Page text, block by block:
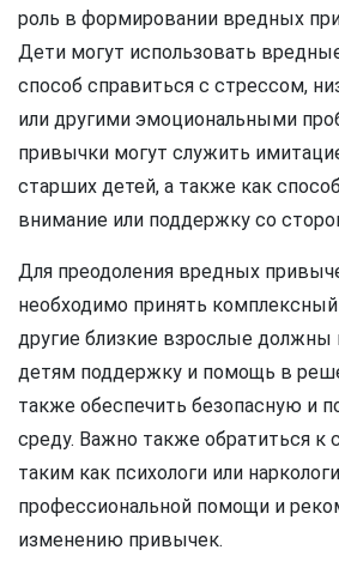
роль в формировании вредных
Дети могут использовать
способ справиться с стрессом,
или другими эмоциональными
привычки могут служить
старших детей, а также как
внимание или поддержку со
Для преодоления вредных
необходимо принять
другие близкие взрослые должны
детям поддержку и помощь в
также обеспечить безопасную и
среду. Важно также обратиться к
таким как психологи или
профессиональной помощи и
изменению привычек.